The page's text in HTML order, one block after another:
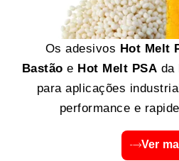
Os adesivos Hot Melt
Bastão e Hot Melt PSA da
para aplicações
performance e
Ver